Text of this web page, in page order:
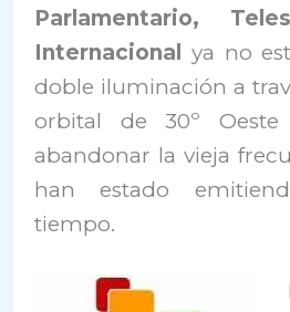
Parlamentario,
Internacional
ya no
doble iluminación a
orbital de 30º
abandonar la vieja
han estado
tiempo.